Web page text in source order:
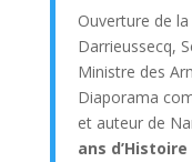
Ouverture de
Darrieussecq,
Ministre des
Diaporama
et auteur de
ans